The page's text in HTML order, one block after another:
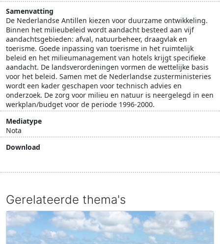
Samenvatting
De Nederlandse Antillen kiezen voor duurzame ontwikkeling.
Binnen het milieubeleid wordt aandacht besteed aan vijf
aandachtsgebieden: afval, natuurbeheer, draagvlak en
toerisme. Goede inpassing van toerisme in het ruimtelijk
beleid en het milieumanagement van hotels krijgt specifieke
aandacht. De landsverordeningen vormen de wettelijke basis
voor het beleid. Samen met de Nederlandse zusterministeries
wordt een kader geschapen voor technisch advies en
onderzoek. De zorg voor milieu en natuur is neergelegd in een
werkplan/budget voor de periode 1996-2000.
Mediatype
Nota
Download
Gerelateerde thema's